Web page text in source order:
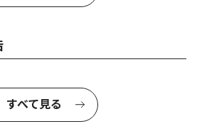
すべて見る